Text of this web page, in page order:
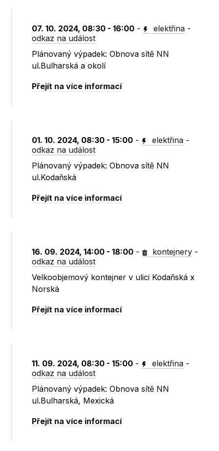
07. 10. 2024, 08:30 - 16:00 - elektřina -
odkaz na událost
Plánovaný výpadek: Obnova sítě NN
ul.Bulharská a okolí
Přejít na více informací
01. 10. 2024, 08:30 - 15:00 - elektřina -
odkaz na událost
Plánovaný výpadek: Obnova sítě NN
ul.Kodaňská
Přejít na více informací
16. 09. 2024, 14:00 - 18:00 - kontejnery -
odkaz na událost
Velkoobjemový kontejner v ulici Kodaňská x
Norská
Přejít na více informací
11. 09. 2024, 08:30 - 15:00 - elektřina -
odkaz na událost
Plánovaný výpadek: Obnova sítě NN
ul.Bulharská, Mexická
Přejít na více informací